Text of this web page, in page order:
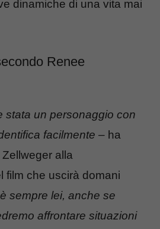
dinamiche di una vita mai
Renee
stata un personaggio con
facilmente – ha
alla
film che uscirà domani
sempre lei, anche se
affrontare situazioni